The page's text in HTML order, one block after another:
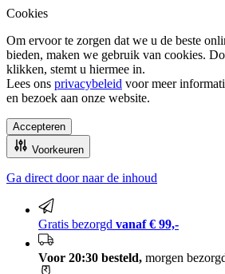
Cookies
Om ervoor te zorgen dat we u de beste
bieden, maken we gebruik van cookies.
klikken, stemt u hiermee in.
Lees ons privacybeleid voor meer
en bezoek aan onze website.
Accepteren
Voorkeuren
100% breukloze bezorging
Ga direct door naar de inhoud
Gratis bezorgd vanaf € 99,-
Voor 20:30 besteld, morgen